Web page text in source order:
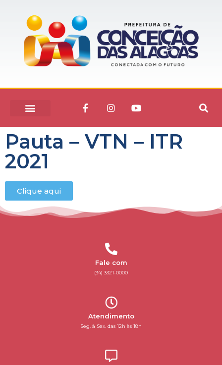
Pauta – VTN – ITR
2021
Clique aqui
Fale com
(34) 3321-0000
Atendimento
Seg. à Sex. das 12h às 18h